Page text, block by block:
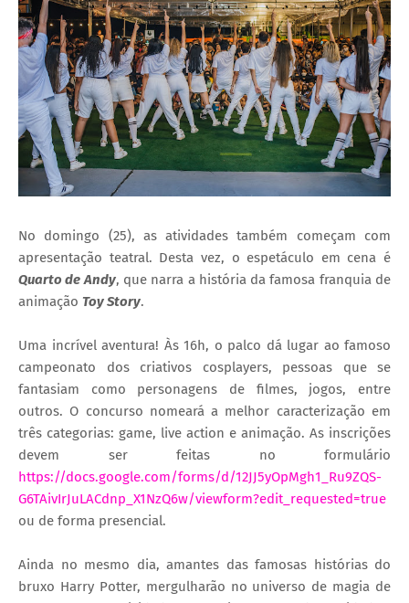
No domingo (25), as atividades também começam com
apresentação teatral. Desta vez, o espetáculo em cena é
Quarto de Andy, que narra a história da famosa franquia de
animação Toy Story.
Uma incrível aventura! Às 16h, o palco dá lugar ao famoso
campeonato dos criativos cosplayers, pessoas que se
fantasiam como personagens de filmes, jogos, entre
outros. O concurso nomeará a melhor caracterização em
três categorias: game, live action e animação. As inscrições
devem ser feitas no formulário
https://docs.google.com/forms/d/12JJ5yOpMgh1_Ru9ZQS-
G6TAivIrJuLACdnp_X1NzQ6w/viewform?edit_requested=true
ou de forma presencial.
Ainda no mesmo dia, amantes das famosas histórias do
bruxo Harry Potter, mergulharão no universo de magia de